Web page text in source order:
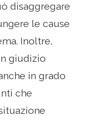
disaggregare
le cause
Inoltre,
giudizio
in grado
che